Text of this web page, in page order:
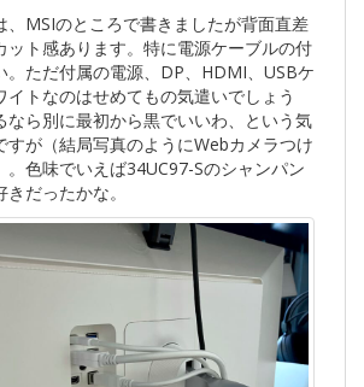
、MSIのところで書きましたが背面直差
ット感あります。特に電源ケーブルの付
。ただ付属の電源、DP、HDMI、USBケ
イトなのはせめてもの気遣いでしょう
なら別に最初から黒でいいわ、という気
すが（結局写真のようにWebカメラつけ
。色味でいえば34UC97-Sのシャンパン
だったかな。